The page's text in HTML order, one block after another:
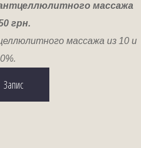
массажа
грн.
массажа из 10 и
Запис